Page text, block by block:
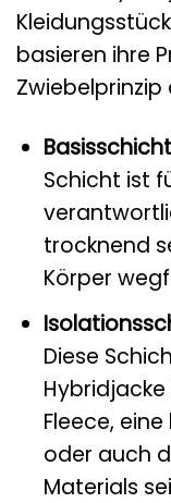
basieren ihre
Schicht ist
trocknend
Körper
Diese
Fleece,
oder auch
Materials